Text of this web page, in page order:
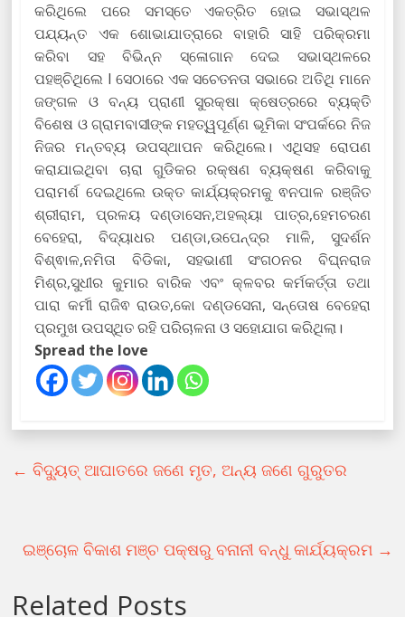
କରିଥିଲେ ପରେ ସମସ୍ତେ ଏକତ୍ରିତ ହୋଇ ସଭାସ୍ଥଳ
ପଯ୍ୟନ୍ତ ଏକ ଶୋଭାଯାତ୍ରାରେ ବାହାରି ସାହି ପରିକ୍ରମା
କରିବା ସହ ବିଭିନ୍ନ ସ୍ଳୋଗାନ ଦେଇ ସଭାସ୍ଥଳରେ
ପହଞ୍ଚିଥିଲେ l ସେଠାରେ ଏକ ସଚେତନତା ସଭାରେ ଅତିଥି ମାନେ
ଜଙ୍ଗଳ ଓ ବନ୍ୟ ପ୍ରାଣୀ ସୁରକ୍ଷା କ୍ଷେତ୍ରରେ ବ୍ୟକ୍ତି
ବିଶେଷ ଓ ଗ୍ରାମବାସୀଙ୍କ ମହତ୍ୱପୂର୍ଣ୍ଣ ଭୂମିକା ସଂପର୍କରେ ନିଜ
ନିଜର ମନ୍ତବ୍ୟ ଉପସ୍ଥାପନ କରିଥିଲେ। ଏଥିସହ ରୋପଣ
କରାଯାଇଥିବା ଚାରା ଗୁଡିକର ରକ୍ଷଣ ବ୍ୟକ୍ଷଣ କରିବାକୁ
ପରାମର୍ଶ ଦେଇଥିଲେ ଉକ୍ତ କାର୍ଯ୍ୟକ୍ରମକୁ ଵନପାଳ ରଞ୍ଜିତ
ଶ୍ରୀରାମ, ପ୍ରଳୟ ଦଣ୍ଡାସେନ,ଅହଲ୍ୟା ପାତ୍ର,ହେମଚରଣ
ବେହେରା, ବିଦ୍ୟାଧର ପଣ୍ଡା,ଉପେନ୍ଦ୍ର ମାଳି, ସୁଦର୍ଶନ
ବିଶ୍ଵାଳ,ନମିତା ବିଡିକା, ସହଭାଣୀ ସଂଗଠନର ବିଘ୍ନରାଜ
ମିଶ୍ର,ସୁଧୀର କୁମାର ବାରିକ ଏବଂ କ୍ଳବର କର୍ମକର୍ତ୍ତା ତଥା
ପାରା କର୍ମୀ ରାଜିଵ ରାଉତ,କୋ ଦଣ୍ଡସେନା, ସନ୍ତୋଷ ବେହେରା
ପ୍ରମୁଖ ଉପସ୍ଥିତ ରହି ପରିଚାଳନା ଓ ସହୋଯାଗ କରିଥିଲା।
Spread the love
← ବିଦ୍ୟୁତ୍ ଆଘାତରେ ଜଣେ ମୃତ, ଅନ୍ୟ ଜଣେ ଗୁରୁତର
ଇଞ୍ଚୋଳ ବିକାଶ ମଞ୍ଚ ପକ୍ଷରୁ ବନାନୀ ବନ୍ଧୁ କାର୍ଯ୍ୟକ୍ରମ →
Related Posts